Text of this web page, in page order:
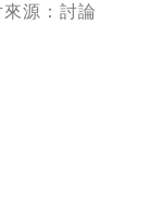
源：討論